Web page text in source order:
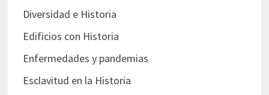
Diversidad e Historia
Edificios con Historia
Enfermedades y pandemias
Esclavitud en la Historia